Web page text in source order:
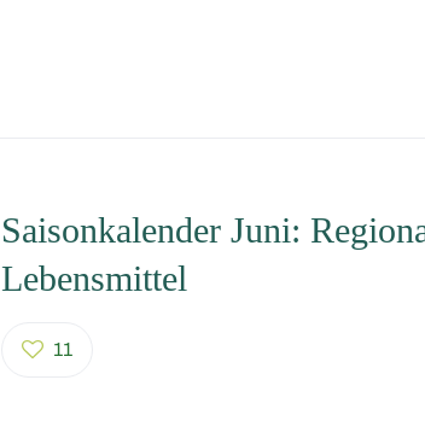
Saisonkalender Juni:
Lebensmittel
11